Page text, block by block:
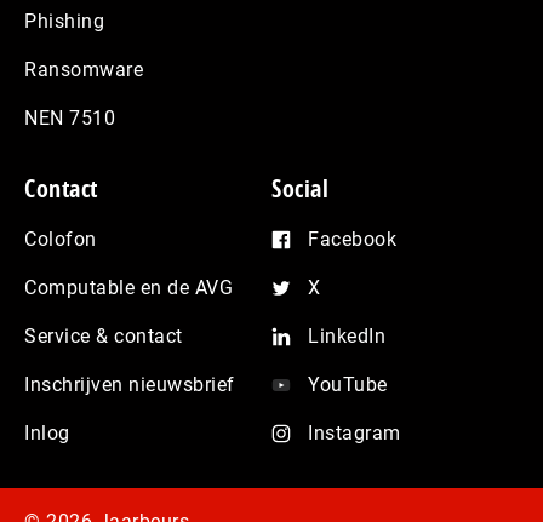
Phishing
Ransomware
NEN 7510
Contact
Colofon
Computable en de AVG
Service & contact
Inschrijven nieuwsbrief
Inlog
Social
Facebook
X
LinkedIn
YouTube
Instagram